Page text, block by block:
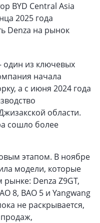
BYD Central Asia
2025 года
Denza на рынок
один из ключевых
начала
а с июня 2024 года
области.
сошло более
этапом. В ноябре
модели, которые
рынке: Denza Z9GT,
8, BAO 5 и Yangwang
не раскрывается,